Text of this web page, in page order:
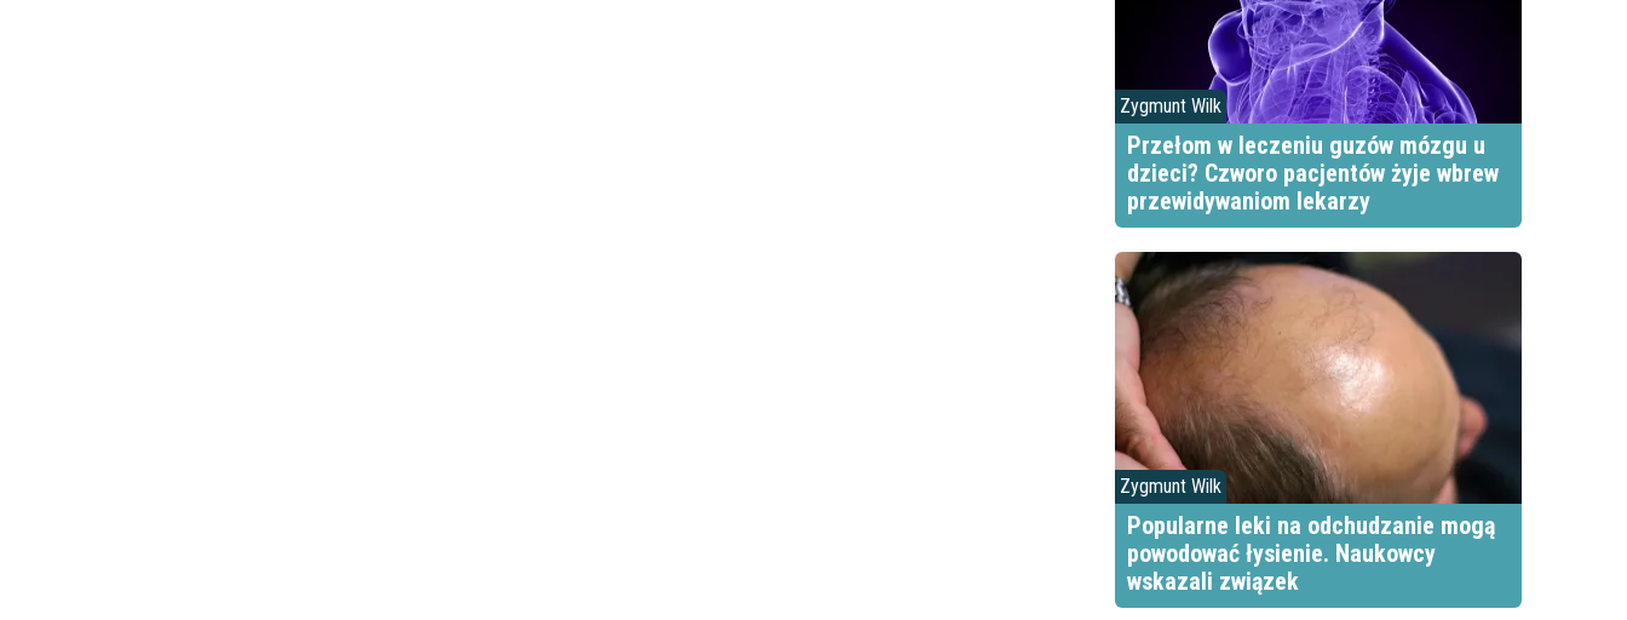
Zygmunt Wilk
Przełom w leczeniu guzów mózgu u
dzieci? Czworo pacjentów żyje wbrew
przewidywaniom lekarzy
Zygmunt Wilk
Popularne leki na odchudzanie mogą
powodować łysienie. Naukowcy
wskazali związek